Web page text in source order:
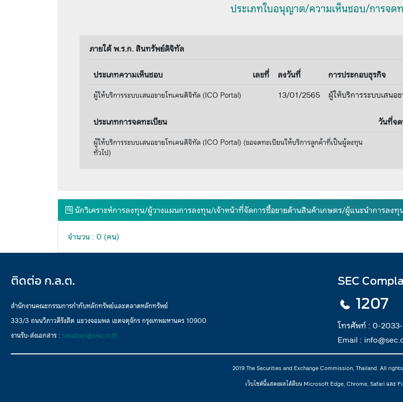
ประเภทใบอนุญาต/ความเห็นชอบ/การจด
ภายใต้ พ.ร.ก. สินทรัพย์ดิจิทัล
ประเภทความเห็นชอบ เลขที่ ลงวันที่ การประกอบธุรกิจ
ผู้ให้บริการระบบเสนอขายโทเคนดิจิทัล (ICO Portal) 13/01/2565 ผู้ให้บริการระบบเสน
ประเภทการจดทะเบียน วันที่จ
ผู้ให้บริการระบบเสนอขายโทเคนดิจิทัล (ICO Portal) (ขอจดทะเบียนให้บริการลูกค้าที่เป็นผู้ลงทุน
ทั่วไป)
นักวิเคราะห์การลงทุน/ผู้วางแผนการลงทุน/เจ้าหน้าที่จัดการซื้อขายด้านสินค้าเกษตร/ผู้แนะนำการลงทุ
จำนวน : 0 (คน)
ติดต่อ ก.ล.ต.
สำนักงานคณะกรรมการกำกับหลักทรัพย์และตลาดหลักทรัพย์
333/3 ถนนวิภาวดีรังสิต แขวงจอมพล เขตจตุจักร กรุงเทพมหานคร 10900
งานรับ-ส่งเอกสาร : saraban@sec.or.th
SEC
1207
โทรศัพท์ : 0-
Email :
2019 The Securities and Exchange Commission, Thailand. All
เว็บไซต์นี้แสดงผลได้ดีบน Microsoft Edge, Chrome, Safari และ